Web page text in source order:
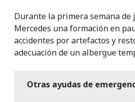
Durante la primera semana de
Mercedes una formación en
accidentes por artefactos y
adecuación de un albergue
Otras ayudas de